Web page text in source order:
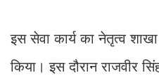
इस सेवा कार्य का नेतृत्व
किया। इस दौरान राजवीर